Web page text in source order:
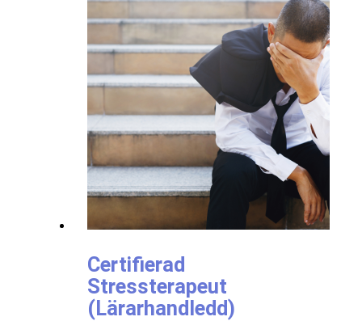
Certifierad
Stressterapeut
(Lärarhandledd)